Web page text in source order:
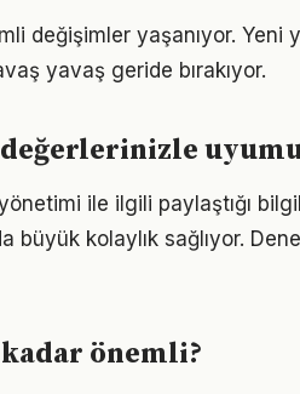
değişimler yaşanıyor. Yeni
yavaş geride bırakıyor.
ile ilgili paylaştığı
büyük kolaylık sağlıyor.
önemli?